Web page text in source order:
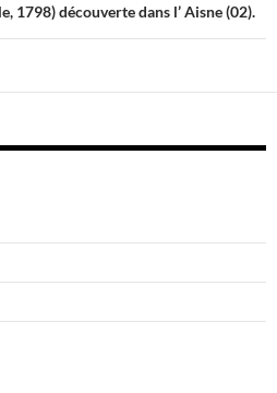
1798) découverte dans l’ Aisne (02).